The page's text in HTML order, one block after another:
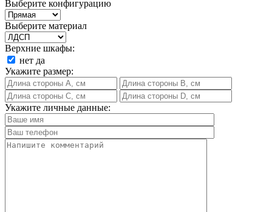
Выберите конфигурацию
Выберите материал
Верхние шкафы:
нет да
Укажите размер:
Укажите личные данные: